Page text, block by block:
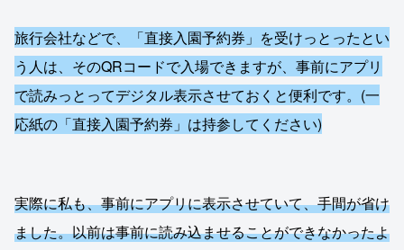
旅行会社などで、「直接入園予約券」を受けっとったとい
う人は、そのQRコードで入場できますが、事前にアプリ
で読みっとってデジタル表示させておくと便利です。(一
応紙の「直接入園予約券」は持参してください)
実際に私も、事前にアプリに表示させていて、手間が省け
ました。以前は事前に読み込ませることができなかったよ